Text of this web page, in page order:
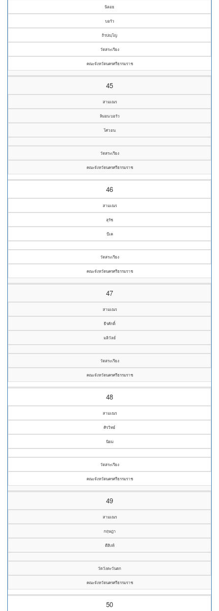
นิลอย
บอรัว
ถิรปญฺโญ
วัดสระเรียง
คณะจังหวัดนครศรีธรรมราช
45
สามเณร
ลิมอน บอรัว
โศวอน
วัดสระเรียง
คณะจังหวัดนครศรีธรรมราช
46
สามเณร
สุรัช
บีเค
วัดสระเรียง
คณะจังหวัดนครศรีธรรมราช
47
สามเณร
ธีรศักดิ์
มลิวัลย์
วัดสระเรียง
คณะจังหวัดนครศรีธรรมราช
48
สามเณร
ศิรวิทย์
นิยม
วัดสระเรียง
คณะจังหวัดนครศรีธรรมราช
49
สามเณร
กฤษฎา
ดีสิงห์
วัดวังตะวันตก
คณะจังหวัดนครศรีธรรมราช
50